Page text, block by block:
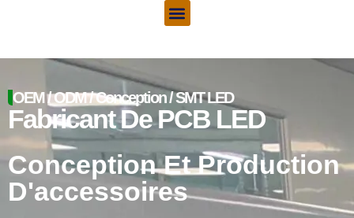
Menu
OEM / ODM / Conception / SMT LED
Fabricant De PCB LED
Conception Et Production
D'accessoires